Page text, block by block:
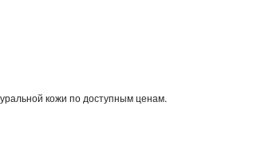
кожи по доступным ценам.